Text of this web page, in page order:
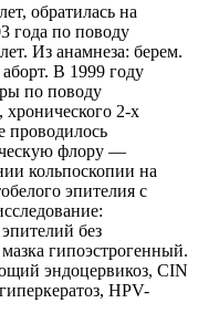
обратилась на
года по поводу
Из анамнеза: берем.
В 1999 году
по поводу
хронического 2-х
проводилось
флору —
кольпоскопии на
эпителия с
без
гипоэстрогенный.
эндоцервикоз, CIN
HPV-